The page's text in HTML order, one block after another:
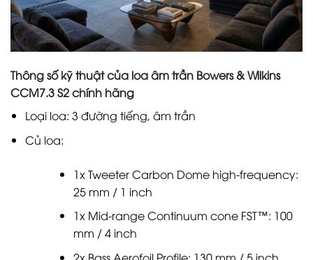
Thông số kỹ thuật của loa âm trần Bowers & Wilkins
CCM7.3 S2 chính hãng
Loại loa: 3 đường tiếng, âm trần
Củ loa:
1x Tweeter Carbon Dome high-frequency:
25 mm / 1 inch
1x Mid-range Continuum cone FST™: 100
mm / 4 inch